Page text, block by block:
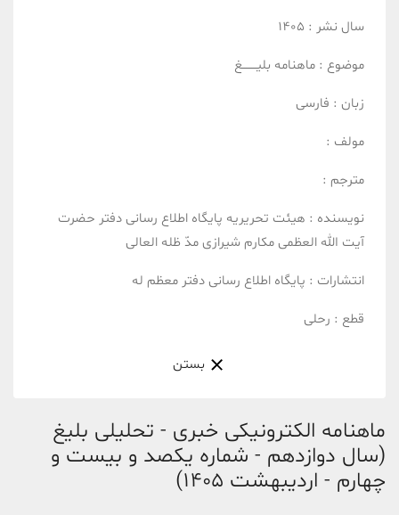
ماهنامه الکترونیکی خبری - تحلیلی بلیغ
(سال دوازدهم - شماره یکصد و بیست و
چهارم - اردیبهشت 1405)
سال نشر : 1405
موضوع : ماهنامه بلیــــــــغ
زبان : فارسی
مولف :
مترجم :
نویسنده : هیئت تحریریه پایگاه اطلاع رسانی دفتر حضرت
آیت الله العظمی مکارم شیرازی مدّ ظله العالی
انتشارات : پایگاه اطلاع رسانی دفتر معظم له
قطع : رحلی
بستن